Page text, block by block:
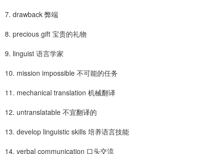
7. drawback 弊端
8. precious gift 宝贵的礼物
9. linguist 语言学家
10. mission impossible 不可能的任务
11. mechanical translation 机械翻译
12. untranslatable 不宜翻译的
13. develop linguistic skills 培养语言技能
14. verbal communication 口头交流